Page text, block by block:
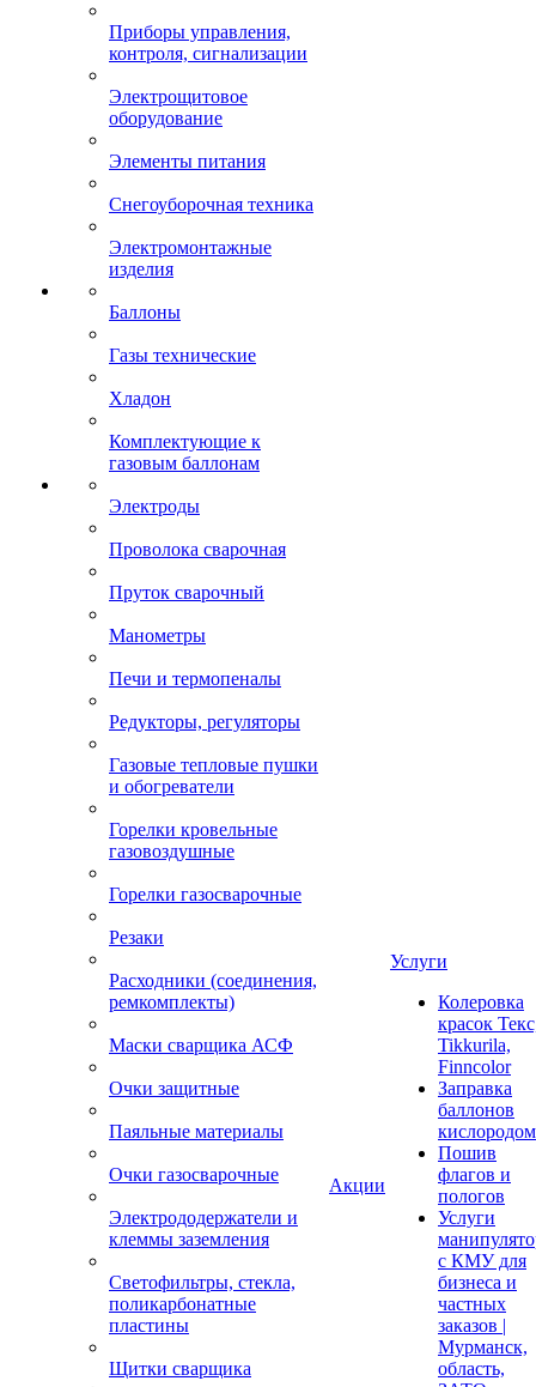
Приборы управления,
контроля, сигнализации
Электрощитовое
оборудование
Элементы питания
Снегоуборочная техника
Электромонтажные
изделия
Баллоны
Газы технические
Хладон
Комплектующие к
газовым баллонам
Электроды
Проволока сварочная
Пруток сварочный
Манометры
Печи и термопеналы
Редукторы, регуляторы
Газовые тепловые пушки
и обогреватели
Горелки кровельные
газовоздушные
Горелки газосварочные
Резаки
Расходники (соединения,
ремкомплекты)
Маски сварщика АСФ
Очки защитные
Паяльные материалы
Очки газосварочные
Электрододержатели и
клеммы заземления
Светофильтры, стекла,
поликарбонатные
пластины
Щитки сварщика
Акции
Услуги
Колеровка
красок
Tikkurila,
Finncolor
Заправка
баллонов
кислородом
Пошив
флагов и
пологов
Услуги
с КМУ для
бизнеса и
частных
заказов |
Мурманск,
область,